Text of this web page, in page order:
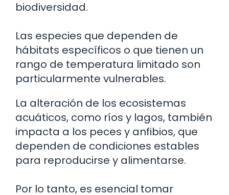
biodiversidad.
Las especies que dependen de
hábitats específicos o que tienen un
rango de temperatura limitado son
particularmente vulnerables.
La alteración de los ecosistemas
acuáticos, como ríos y lagos, también
impacta a los peces y anfibios, que
dependen de condiciones estables
para reproducirse y alimentarse.
Por lo tanto, es esencial tomar